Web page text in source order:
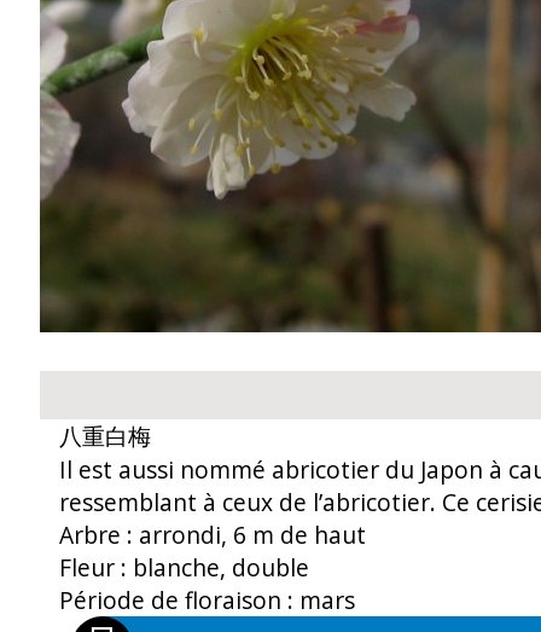
八重白梅
Il est aussi nommé abricotier du Japon à
ressemblant à ceux de l’abricotier. Ce
Arbre : arrondi, 6 m de haut
Fleur : blanche, double
Période de floraison : mars